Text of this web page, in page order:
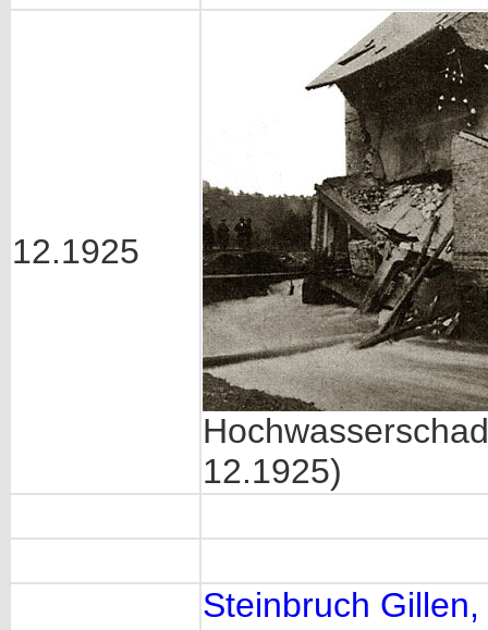
12.1925
12.1925)
Steinbruch